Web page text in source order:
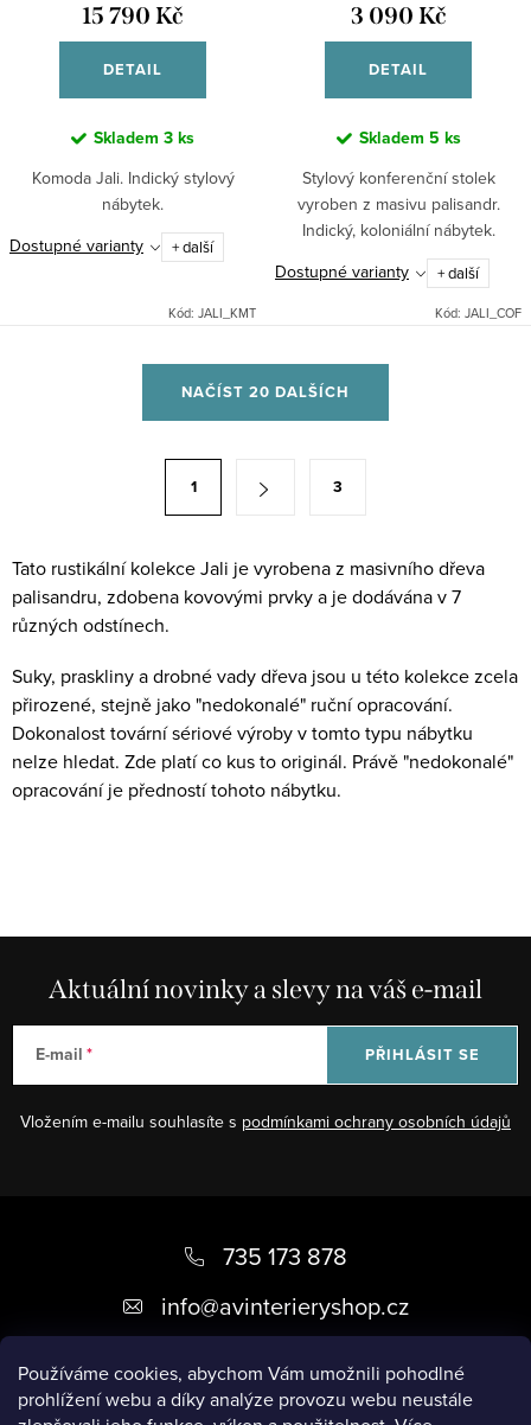
Používáme cookies, abychom Vám umožnili pohodlné
prohlížení webu a díky analýze provozu webu neustále
15 790 Kč
DETAIL
Skladem 3 ks
Komoda Jali. Indický stylový
nábytek.
Dostupné varianty
+ další
Kód: JALI_KMT
3 090 Kč
DETAIL
Skladem 5 ks
Stylový konferenční stolek
vyroben z masivu palisandr.
Indický, koloniální nábytek.
Dostupné varianty
+ další
Kód: JALI_COF
c
í
p
v
k
y
v
ý
u
NAČÍST 20 DALŠÍCH
á
n
k
o
v
á
n
í
1 3
Tato rustikální kolekce Jali je vyrobena z masivního dřeva
palisandru, zdobena kovovými prvky a je dodávána v 7
různých odstínech.
Suky, praskliny a drobné vady dřeva jsou u této kolekce zcela
přirozené, stejně jako "nedokonalé" ruční opracování.
Dokonalost tovární sériové výroby v tomto typu nábytku
nelze hledat. Zde platí co kus to originál. Právě "nedokonalé"
opracování je předností tohoto nábytku.
Aktuální novinky a slevy na váš e-mail
E-mail
Vložením e-mailu souhlasíte s podmínkami ochrany osobních údajů
PŘIHLÁSIT SE
a
735 173 878
info@avinterieryshop.cz